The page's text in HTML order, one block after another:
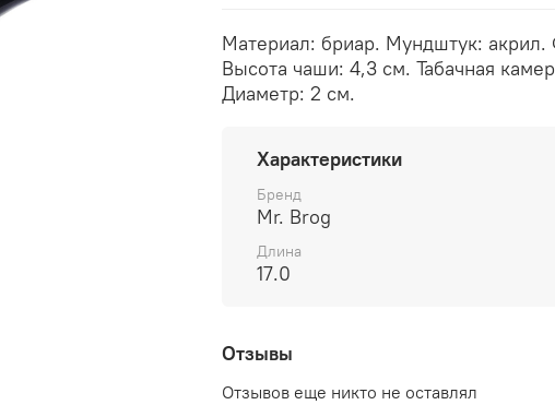
Материал: бриар. Мундштук:
Высота чаши: 4,3 см. Табачная
Диаметр: 2 см.
Характеристики
Бренд
Mr. Brog
Длина
17.0
Отзывы
Отзывов еще никто не оставлял